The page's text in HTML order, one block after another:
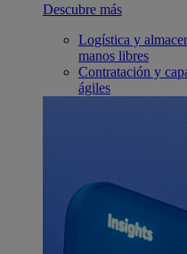
Descubre más
Logística y
manos libres
Contratación y
ágiles